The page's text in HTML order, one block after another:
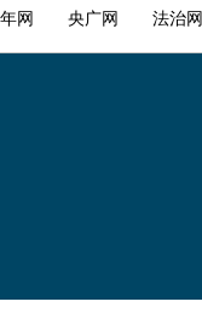
年网
央广网 法治网